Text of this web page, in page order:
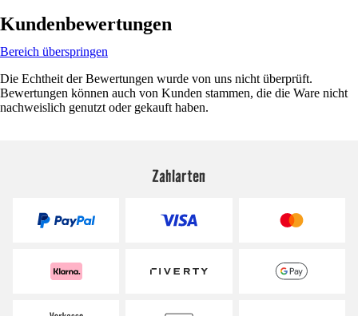
Kundenbewertungen
Bereich überspringen
Die Echtheit der Bewertungen wurde von uns nicht überprüft.
Bewertungen können auch von Kunden stammen, die die Ware nicht
nachweislich genutzt oder gekauft haben.
Zahlarten